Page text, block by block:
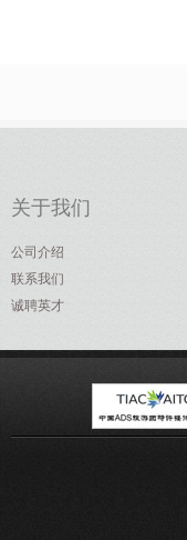
关于我们
公司介绍
联系我们
诚聘英才